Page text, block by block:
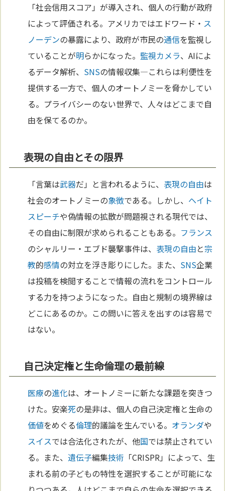
「社会信用スコア」が導入され、個人の行動が政府
によって評価される。アメリカではエドワード・ ス
ノーデンの暴露により、政府が市民の通信を監視し
ていることが明らかになった。 監視カメラ、AIによ
るデータ解析、 SNSの情報収集—これらは利便性を
提供する一方で、個人のオートノミーを脅かしてい
る。プライバシーのない世界で、人々はどこまで自
由を保てるのか。
表現の自由とその限界
「言葉は武器だ」と言われるように、 表現の自由は
社会のオートノミーの象徴である。しかし、 ヘイト
スピーチや偽情報の拡散が問題視される現代では、
その自由に制限が求められることもある。 フランス
のシャルリー・エブド襲撃事件は、 表現の自由と宗
教的感情の対立を浮き彫りにした。また、 SNS企業
は投稿を検閲することで情報の流れをコントロール
する力を持つようになった。自由と規制の境界線は
どこにあるのか。この問いに答えを出すのは容易で
はない。
自己決定権と生命倫理の最前線
医療の進化は、オートノミーに新たな課題を突きつ
けた。安楽死の是非は、個人の自己決定権と生命の
価値をめぐる倫理的議論を生んでいる。 オランダや
スイスでは合法化されたが、他国では禁止されてい
る。また、遺伝子編集技術 「CRISPR」によって、生
まれる前の子どもの特性を選択することが可能にな